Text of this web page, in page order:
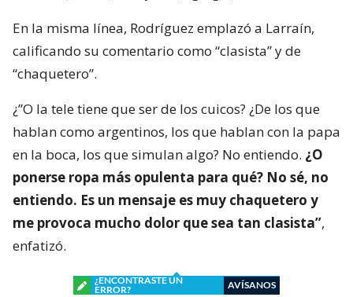
En la misma línea, Rodríguez emplazó a Larraín,
calificando su comentario como “clasista” y de
“chaquetero”.
¿”O la tele tiene que ser de los cuicos? ¿De los que
hablan como argentinos, los que hablan con la papa
en la boca, los que simulan algo? No entiendo. ¿O
ponerse ropa más opulenta para qué? No sé, no
entiendo. Es un mensaje es muy chaquetero y
me provoca mucho dolor que sea tan clasista”,
enfatizó.
¿ENCONTRASTE UN
ERROR?
AVÍSANOS